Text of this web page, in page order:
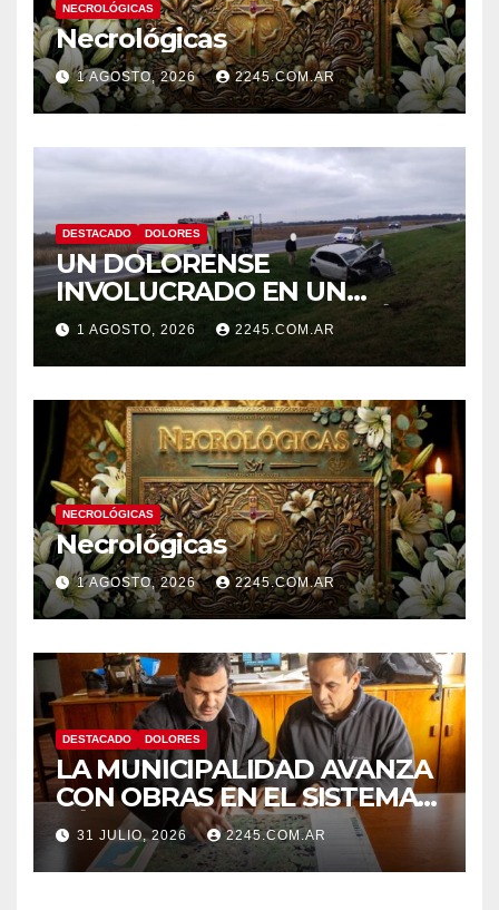
NECROLÓGICAS
Necrológicas
1 AGOSTO, 2026 2245.COM.AR
DESTACADO DOLORES
UN DOLORENSE
INVOLUCRADO EN UN
SINIESTRO QUE TERMINÓ
CON DESPISTE Y VUELCO
1 AGOSTO, 2026 2245.COM.AR
NECROLÓGICAS
Necrológicas
1 AGOSTO, 2026 2245.COM.AR
DESTACADO DOLORES
LA MUNICIPALIDAD AVANZA
CON OBRAS EN EL SISTEMA
HÍDRICO DE DOLORES
31 JULIO, 2026 2245.COM.AR